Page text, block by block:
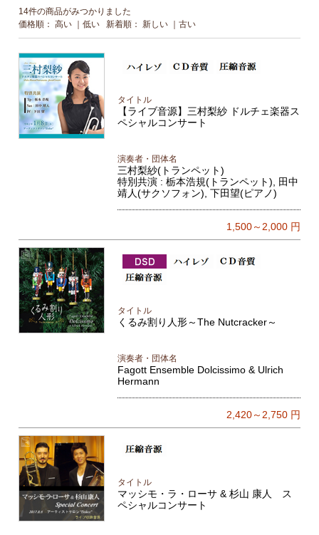
14件の商品がみつかりました
価格順：高い ｜低い 新着順：新しい ｜古い
タイトル
【ライブ音源】三村梨紗 ドルチェ楽器ス
ペシャルコンサート
演奏者・団体名
三村梨紗(トランペット)
特別共演 : 栃本浩規(トランペット), 田中
靖人(サクソフォン), 下田望(ピアノ)
1,500～2,000円
タイトル
くるみ割り人形～The Nutcracker～
演奏者・団体名
Fagott Ensemble Dolcissimo & Ulrich
Hermann
2,420～2,750円
タイトル
マッシモ・ラ・ローサ & 杉山 康人 ス
ペシャルコンサート